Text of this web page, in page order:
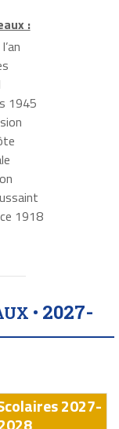
:
1945
1918
• 2027-
2027-